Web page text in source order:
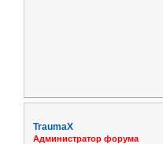
TraumaX
Администратор форума